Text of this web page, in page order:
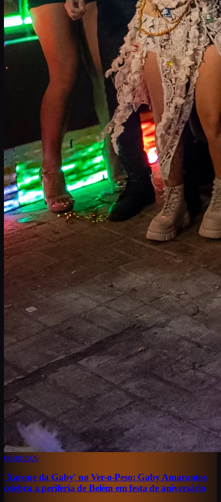
06/08/2026
'Xarque da Gaby' no Ver-o-Peso: Gaby Amarantos
celebra a periferia de Belém em festa de aniversário